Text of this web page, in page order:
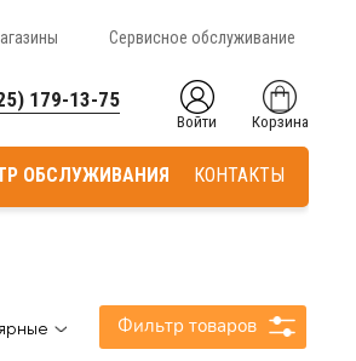
Сервисное обслуживание
179-13-75
Войти Корзина
КОНТАКТЫ
ОБСЛУЖИВАНИЯ
Фильтр товаров